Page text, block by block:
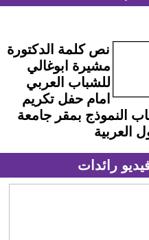
نص كلمة الدكتورة
مشيرة ابوغالي
للشباب العربي
امام حفل تكريم
النموذج بمقر جامعة
العربية
رائدات